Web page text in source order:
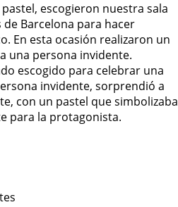
escogieron nuestra sala
de Barcelona para hacer
En esta ocasión realizaron un
una persona invidente.
escogido para celebrar una
invidente, sorprendió a
con un pastel que simbolizaba
para la protagonista.